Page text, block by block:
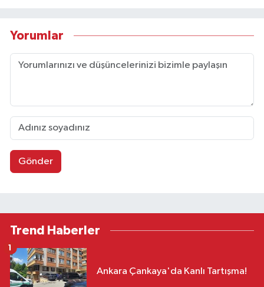
Yorumlar
Gönder
Trend Haberler
Ankara Çankaya'da Kanlı Tartışma!
1